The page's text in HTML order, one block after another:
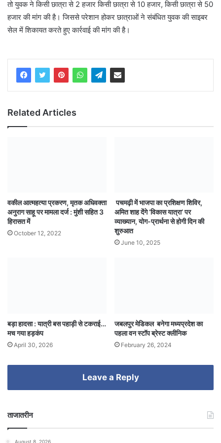
तो युवक ने किसी छात्रा से 2 हजार किसी छात्रा से 10 हजार, किसी छात्रा से 50
हजार की मांग की है। जिससे परेशान होकर छात्राओं ने संबंधित युवक की साइबर
सेल में शिकायत करते हुए कार्रवाई की मांग की है।
Related Articles
वकील आत्महत्या प्रकरण, मृतक अधिवक्ता
अनुराग साहू पर मामला दर्ज : मुंशी सहित 3
हिरासत में
October 12, 2022
पचमढ़ी में भाजपा का प्रशिक्षण शिविर,
अमित शाह देंगे ‘विकास यात्रा’ पर
व्याख्यान, योग-प्रार्थना से होगी दिन की
शुरुआत
June 10, 2025
बड़ा हादसा : यात्री बस पहाड़ी से टकराई…
मच गया हड़कंप
April 30, 2026
जबलपुर मेडिकल बनेगा मध्यप्रदेश का
पहला वन स्टॉप ब्रेस्ट क्लीनिक
February 26, 2024
Leave a Reply
ताजातरीन
August 8, 2026